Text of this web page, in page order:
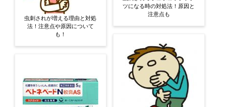
虫刺されが増える理由と対処
法！注意点や原因について
も！
ツになる時の対処法！原因と
注意点も